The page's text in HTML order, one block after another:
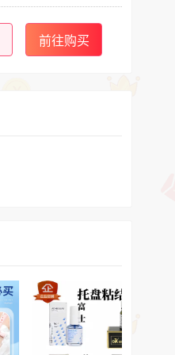
前往购买